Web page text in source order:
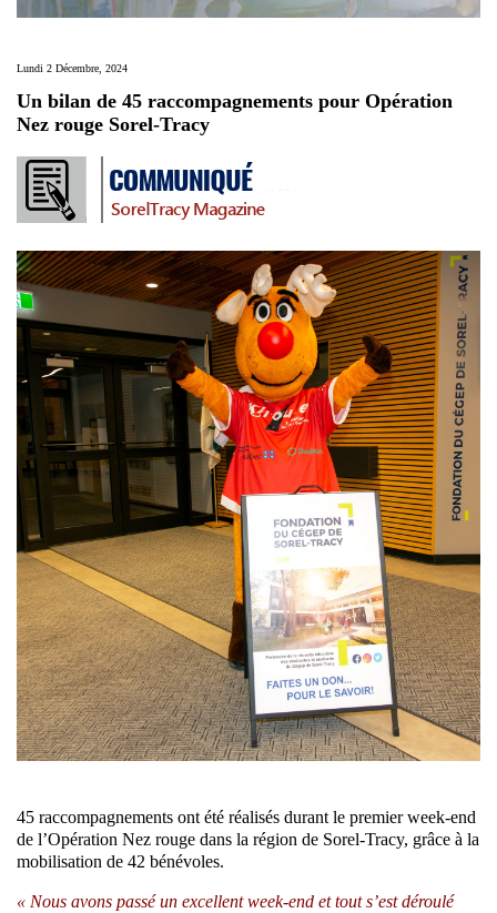
Lundi 2 Décembre, 2024
Un bilan de 45 raccompagnements pour Opération
Nez rouge Sorel-Tracy
45 raccompagnements ont été réalisés durant le premier week-end
de l’Opération Nez rouge dans la région de Sorel-Tracy, grâce à la
mobilisation de 42 bénévoles.
« Nous avons passé un excellent week-end et tout s’est déroulé